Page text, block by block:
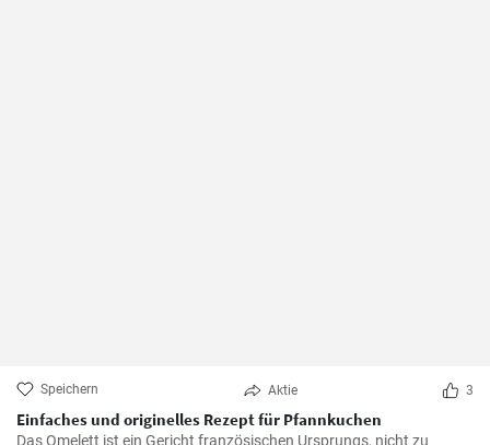
Speichern Aktie 3
Einfaches und originelles Rezept für Pfannkuchen
Das Omelett ist ein Gericht französischen Ursprungs, nicht zu